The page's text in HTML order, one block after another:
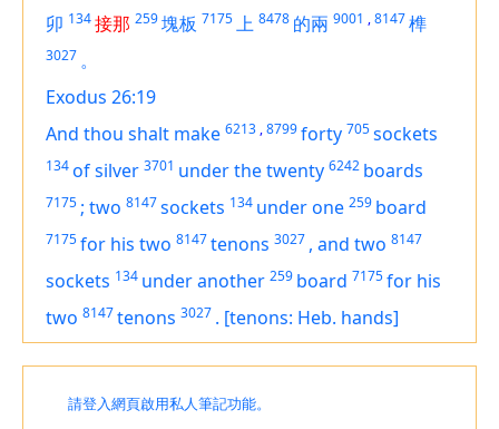
卯 134接那 259塊板 7175上 8478 的兩 9001 ,8147榫
3027 。
Exodus 26:19
And thou shalt make 6213 ,8799forty 705sockets
134of silver 3701 under the twenty 6242 boards
7175 ; two 8147sockets 134 under one 259 board
7175for his two 8147tenons 3027 , and two 8147
sockets 134 under another 259 board 7175for his
two 8147tenons 3027 . [tenons: Heb. hands]
請登入網頁啟用私人筆記功能。